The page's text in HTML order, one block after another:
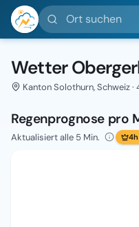
Ort suchen
Wetter
Kanton Solothurn, Schweiz ·
Regenprognose pro
Aktualisiert alle 5 Min.